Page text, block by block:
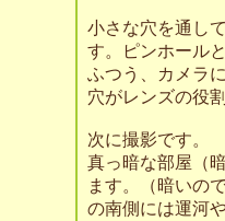
小さな穴を通し
す。ピンホール
ふつう、カメラ
穴がレンズの役
次に撮影です。
真っ暗な部屋（
ます。（暗いの
の南側には運河